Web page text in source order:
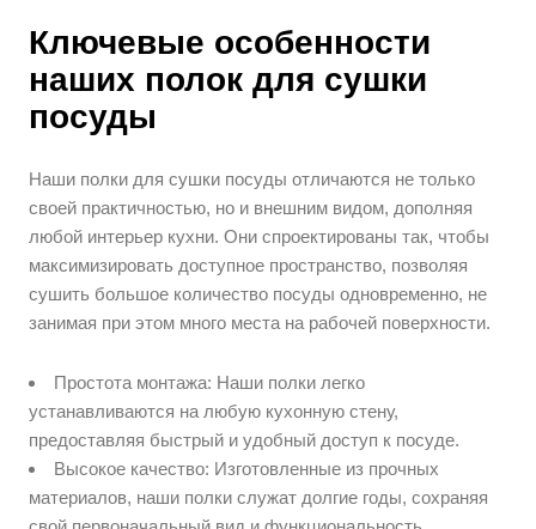
Ключевые особенности
наших полок для сушки
посуды
Наши полки для сушки посуды отличаются не только
своей практичностью, но и внешним видом, дополняя
любой интерьер кухни. Они спроектированы так, чтобы
максимизировать доступное пространство, позволяя
сушить большое количество посуды одновременно, не
занимая при этом много места на рабочей поверхности.
Простота монтажа: Наши полки легко
устанавливаются на любую кухонную стену,
предоставляя быстрый и удобный доступ к посуде.
Высокое качество: Изготовленные из прочных
материалов, наши полки служат долгие годы, сохраняя